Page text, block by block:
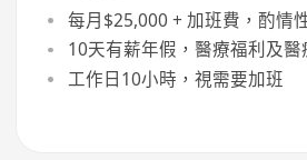
每月$25,000 + 加班費，酌情
10天有薪年假，醫療福利及醫
工作日10小時，視需要加班